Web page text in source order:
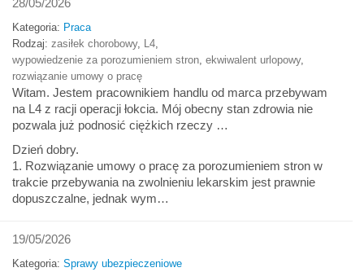
Kategoria: Praca
Rodzaj: zasiłek chorobowy, L4
wypowiedzenie za porozumieniem stron ekwiwalent urlopowy,
rozwiązanie umowy o pracę
Witam. Jestem pracownikiem handlu od marca przebywam
na L4 z racji operacji łokcia. Mój obecny stan zdrowia nie
pozwala już podnosić ciężkich rzeczy …
Dzień dobry.
1. Rozwiązanie umowy o pracę za porozumieniem stron w
trakcie przebywania na zwolnieniu lekarskim jest prawnie
dopuszczalne, jednak wym…
19/05/2026
Kategoria: Sprawy ubezpieczeniowe